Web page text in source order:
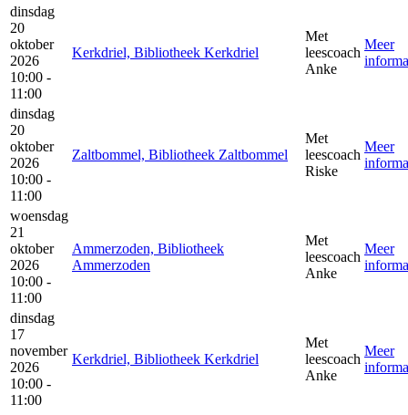
dinsdag
20
oktober
2026
10:00 -
11:00
Kerkdriel, Bibliotheek Kerkdriel
Met
leescoach
Anke
Meer
dinsdag
20
oktober
2026
10:00 -
11:00
Zaltbommel, Bibliotheek Zaltbommel
Met
leescoach
Riske
Meer
woensdag
21
oktober
2026
10:00 -
11:00
Ammerzoden, Bibliotheek
Ammerzoden
Met
leescoach
Anke
Meer
dinsdag
17
november
2026
10:00 -
11:00
Kerkdriel, Bibliotheek Kerkdriel
Met
leescoach
Anke
Meer